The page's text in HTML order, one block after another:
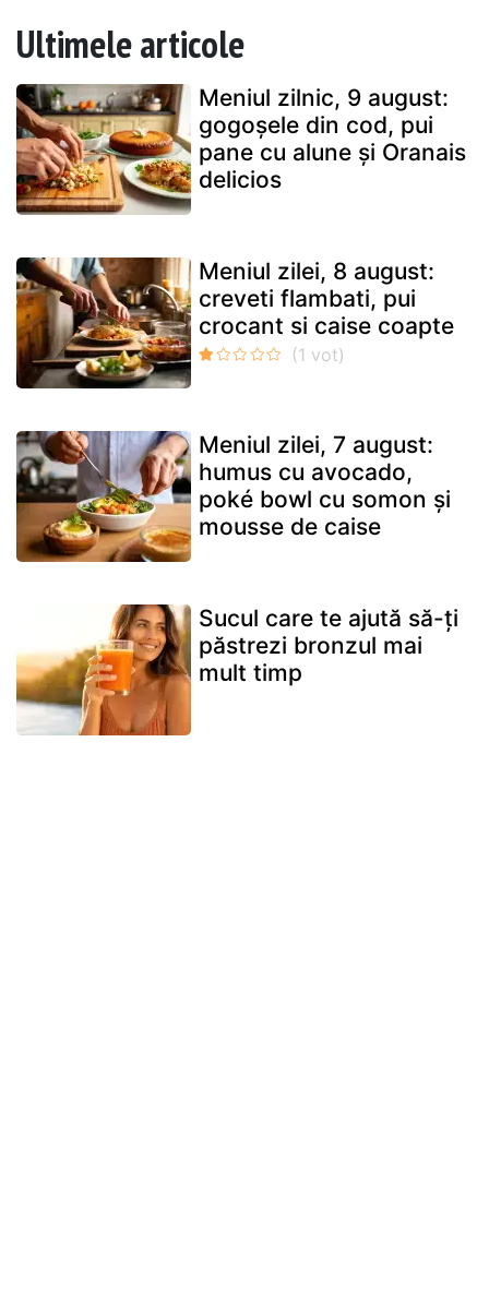
Ultimele articole
Meniul zilnic, 9 august:
gogoșele din cod, pui
pane cu alune și Oranais
delicios
Meniul zilei, 8 august:
creveti flambati, pui
crocant si caise coapte
Meniul zilei, 7 august:
humus cu avocado,
poké bowl cu somon și
mousse de caise
Sucul care te ajută să-ți
păstrezi bronzul mai
mult timp